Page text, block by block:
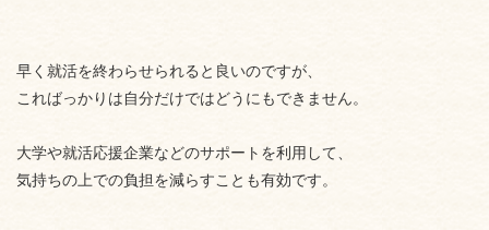
早く就活を終わらせられると良いのですが、
こればっかりは自分だけではどうにもできません。
大学や就活応援企業などのサポートを利用して、
気持ちの上での負担を減らすことも有効です。